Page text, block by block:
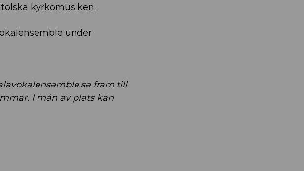
kyrkomusiken.
under
fram till
I mån av plats kan